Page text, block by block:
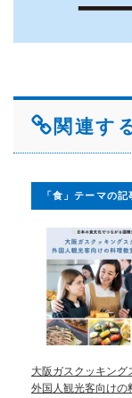
関連す
「食」テーマの記
大阪ガスクッキング
外国人観光客向けの